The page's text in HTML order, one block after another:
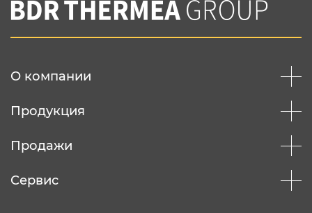
Вы соглашаетесь с нашей политикой
конфеденциальности
О компании
Продукция
Продажи
Сервис